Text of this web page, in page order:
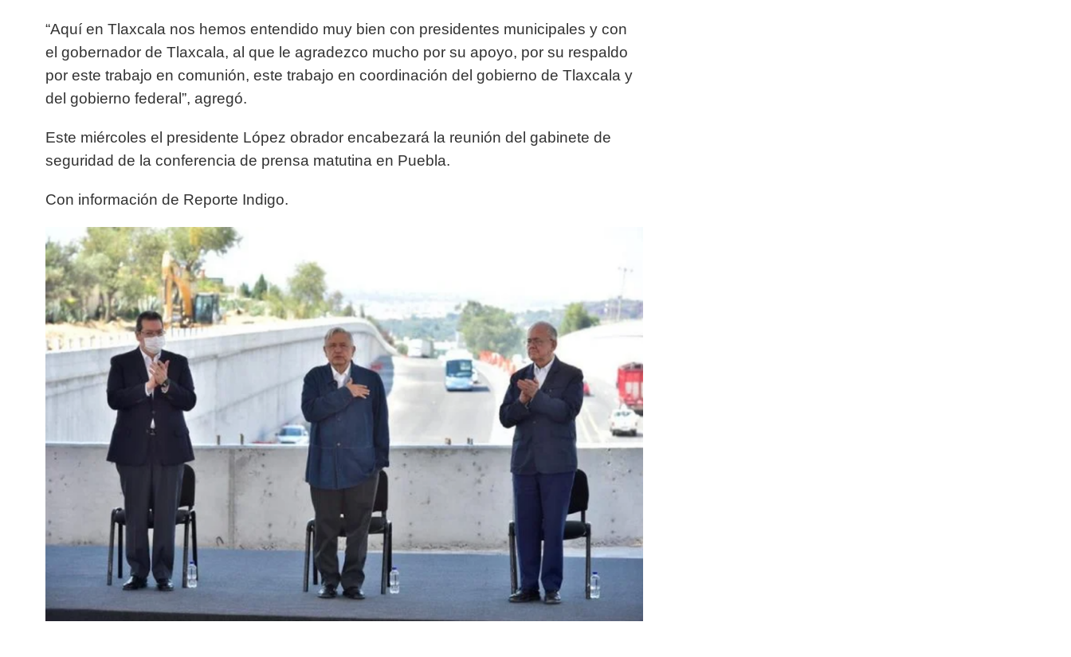
“Aquí en Tlaxcala nos hemos entendido muy bien con presidentes municipales y con
el gobernador de Tlaxcala, al que le agradezco mucho por su apoyo, por su respaldo
por este trabajo en comunión, este trabajo en coordinación del gobierno de Tlaxcala y
del gobierno federal”, agregó.
Este miércoles el presidente López obrador encabezará la reunión del gabinete de
seguridad de la conferencia de prensa matutina en Puebla.
Con información de Reporte Indigo.